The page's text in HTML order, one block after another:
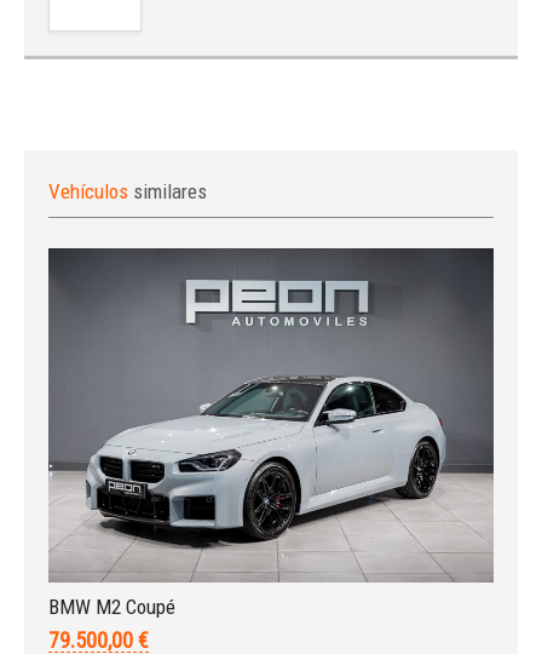
Iniciar sesión
Vehículos similares
BMW M2 Coupé
79.500,00 €